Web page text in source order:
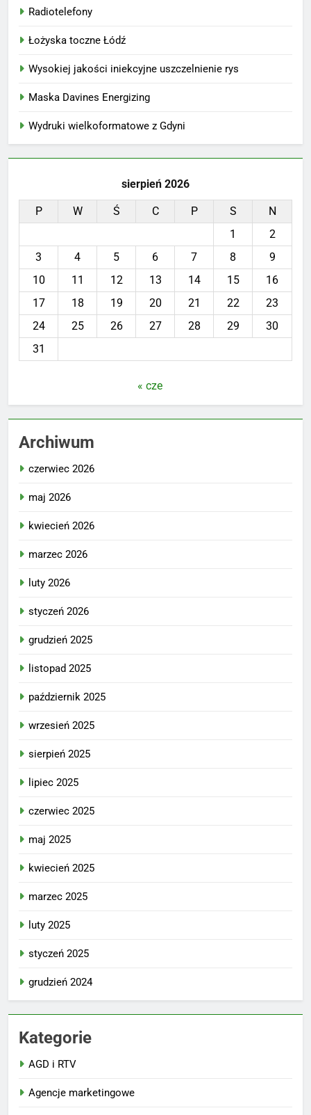
Radiotelefony
Łożyska toczne Łódź
Wysokiej jakości iniekcyjne uszczelnienie rys
Maska Davines Energizing
Wydruki wielkoformatowe z Gdyni
sierpień 2026
P W Ś C P S
N
1
2
3
4 5 6 7 8
9
10
11 12 13 14 15
16
17
18 19 20 21 22
23
24
25 26 27 28 29
30
31
« cze
Archiwum
czerwiec 2026
maj 2026
kwiecień 2026
marzec 2026
luty 2026
styczeń 2026
grudzień 2025
listopad 2025
październik 2025
wrzesień 2025
sierpień 2025
lipiec 2025
czerwiec 2025
maj 2025
kwiecień 2025
marzec 2025
luty 2025
styczeń 2025
grudzień 2024
Kategorie
AGD i RTV
Agencje marketingowe